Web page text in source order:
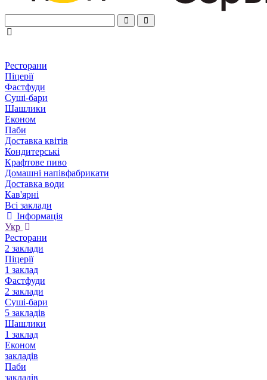
Ресторани
Піцерії
Фастфуди
Суші-бари
Шашлики
Економ
Паби
Доставка квітів
Кондитерські
Крафтове пиво
Домашні напівфабрикати
Доставка води
Кав'ярні
Всі заклади
Інформація
Укр
Ресторани
2 заклади
Піцерії
1 заклад
Фастфуди
2 заклади
Суші-бари
5 закладів
Шашлики
1 заклад
Економ
закладів
Паби
закладів